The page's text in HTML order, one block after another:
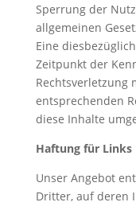
Sperrung der
allgemeinen
Eine
Zeitpunkt der
Rechtsverletzung
entsprechenden
diese Inhalte
Haftung für Links
Unser Angebot
Dritter, auf deren